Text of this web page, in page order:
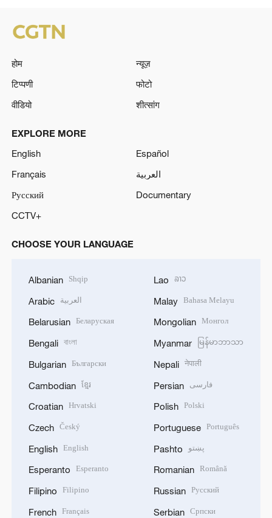
होम
न्यूज़
टिप्पणी
फोटो
वीडियो
शीत्सांग
EXPLORE MORE
English
Español
Français
العربية
Русский
Documentary
CCTV+
CHOOSE YOUR LANGUAGE
Albanian Shqip
Arabic العربية
Belarusian Беларуская
Bengali বাংলা
Bulgarian Български
Cambodian ខ្មែរ
Croatian Hrvatski
Czech Český
English English
Esperanto Esperanto
Filipino Filipino
French Français
Lao ລາວ
Malay Bahasa Melayu
Mongolian Монгол
Myanmar မြန်မာဘာသာ
Nepali नेपाली
Persian فارسی
Polish Polski
Portuguese Português
Pashto پښتو
Romanian Română
Russian Русский
Serbian Српски